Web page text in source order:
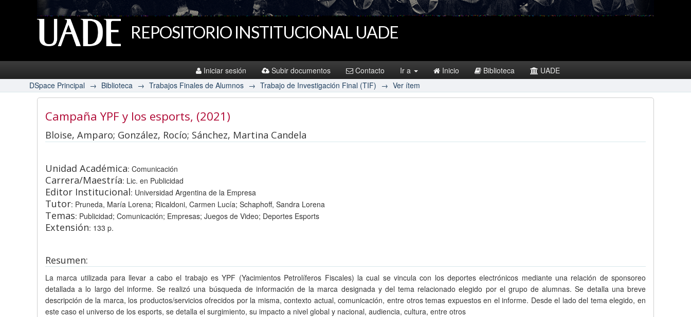
REPOSITORIO INSTITUCIONAL UADE
Iniciar sesión Subir documentos Contacto Ir a Inicio Biblioteca
UADE
DSpace Principal → Biblioteca → Trabajos Finales de Alumnos → Trabajo de Investigación Final (TIF) → Ver ítem
Campaña YPF y los esports, (2021)
Bloise, Amparo; González, Rocío; Sánchez, Martina Candela
Unidad Académica: Comunicación
Carrera/Maestría: Lic. en Publicidad
Editor Institucional: Universidad Argentina de la Empresa
Tutor: Pruneda, María Lorena; Ricaldoni, Carmen Lucía; Schaphoff, Sandra Lorena
Temas: Publicidad; Comunicación; Empresas; Juegos de Video; Deportes Esports
Extensión: 133 p.
Resumen:
La marca utilizada para llevar a cabo el trabajo es YPF (Yacimientos Petrolíferos Fiscales) la cual se vincula con los deportes electrónicos mediante una relación de sponsoreo
detallada a lo largo del informe. Se realizó una búsqueda de información de la marca designada y del tema relacionado elegido por el grupo de alumnas. Se detalla una breve
descripción de la marca, los productos/servicios ofrecidos por la misma, contexto actual, comunicación, entre otros temas expuestos en el informe. Desde el lado del tema elegido, en
este caso el universo de los esports, se detalla el surgimiento, su impacto a nivel global y nacional, audiencia, cultura, entre otros